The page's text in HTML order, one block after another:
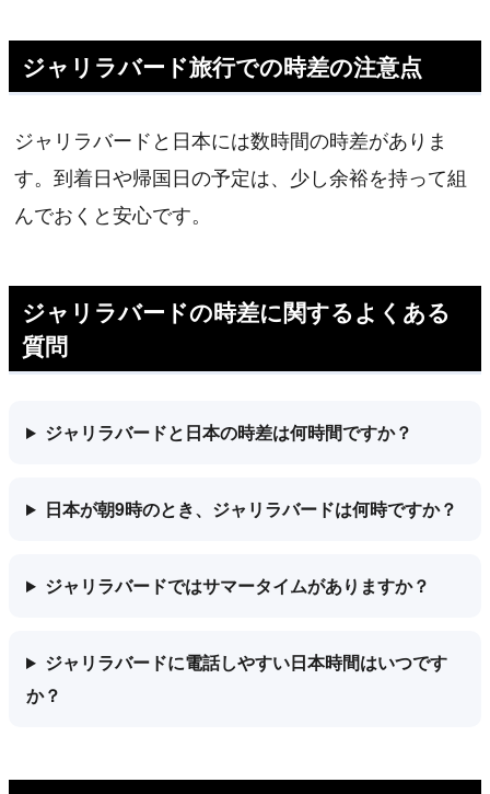
ジャリラバード旅行での時差の注意点
ジャリラバードと日本には数時間の時差がありま
す。到着日や帰国日の予定は、少し余裕を持って組
んでおくと安心です。
ジャリラバードの時差に関するよくある
質問
ジャリラバードと日本の時差は何時間ですか？
日本が朝9時のとき、ジャリラバードは何時ですか？
ジャリラバードではサマータイムがありますか？
ジャリラバードに電話しやすい日本時間はいつです
か？